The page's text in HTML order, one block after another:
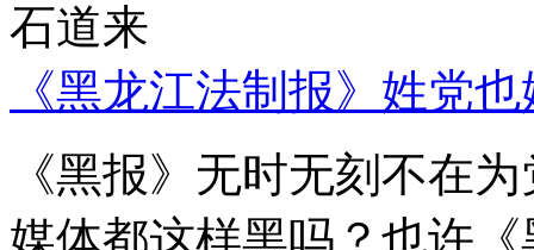
石道来
《黑龙江法制报》姓党
《黑报》无时无刻不在
媒体都这样黑吗？也许